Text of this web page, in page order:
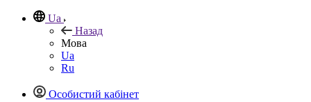
Ua
Назад
Мова
Ua
Ru
Особистий кабінет